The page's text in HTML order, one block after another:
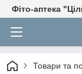
Фіто-аптека
Товари та